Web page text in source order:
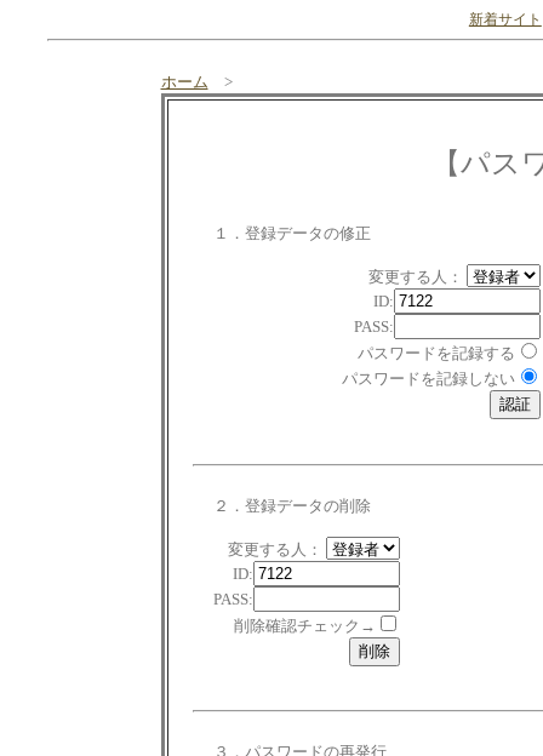
新着サイト
ホーム >
【パス
１．登録データの修正
変更する人：
ID:
PASS:
パスワードを記録する
パスワードを記録しない
２．登録データの削除
変更する人：
ID:
PASS:
削除確認チェック→
３．パスワードの再発行